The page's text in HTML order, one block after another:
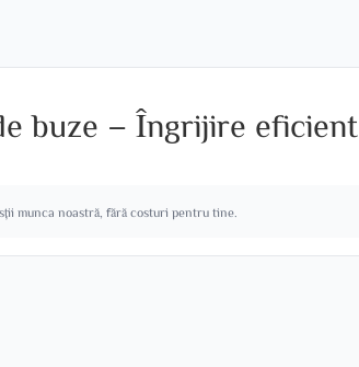
buze – Îngrijire
munca noastră, fără costuri pentru tine.